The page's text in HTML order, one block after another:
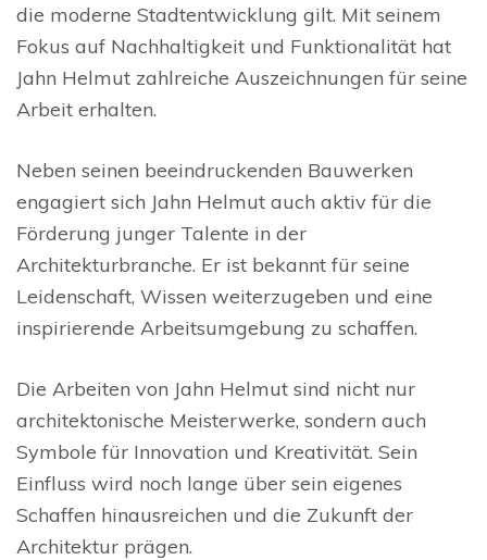
die moderne Stadtentwicklung gilt. Mit seinem
Fokus auf Nachhaltigkeit und Funktionalität hat
Jahn Helmut zahlreiche Auszeichnungen für seine
Arbeit erhalten.
Neben seinen beeindruckenden Bauwerken
engagiert sich Jahn Helmut auch aktiv für die
Förderung junger Talente in der
Architekturbranche. Er ist bekannt für seine
Leidenschaft, Wissen weiterzugeben und eine
inspirierende Arbeitsumgebung zu schaffen.
Die Arbeiten von Jahn Helmut sind nicht nur
architektonische Meisterwerke, sondern auch
Symbole für Innovation und Kreativität. Sein
Einfluss wird noch lange über sein eigenes
Schaffen hinausreichen und die Zukunft der
Architektur prägen.